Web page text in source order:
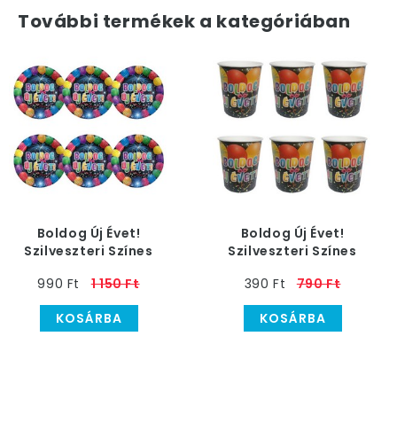
További termékek a kategóriában
Boldog Új Évet!
Szilveszteri Színes
990 Ft
1 150 Ft
KOSÁRBA
Boldog Új Évet!
Szilveszteri Színes
390 Ft
790 Ft
KOSÁRBA